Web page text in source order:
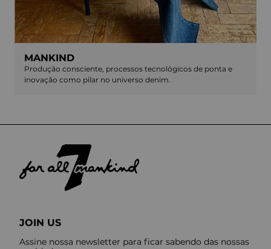
MANKIND
Produção consciente, processos tecnológicos de ponta e
inovação como pilar no universo denim.
JOIN US
Assine nossa newsletter para ficar sabendo das nossas